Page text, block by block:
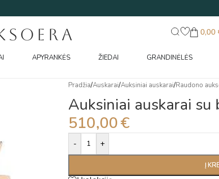
0,00
APYRANKĖS ŽIEDAI GRANDINĖLĖS
Pradžia/Auskarai/Auksiniai auskarai/Raudono
Auksiniai auskarai su
510,00€
- +
Į
Alternative: